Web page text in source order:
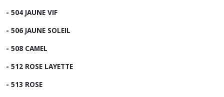
- 504 JAUNE VIF
- 506 JAUNE SOLEIL
- 508 CAMEL
- 512 ROSE LAYETTE
- 513 ROSE